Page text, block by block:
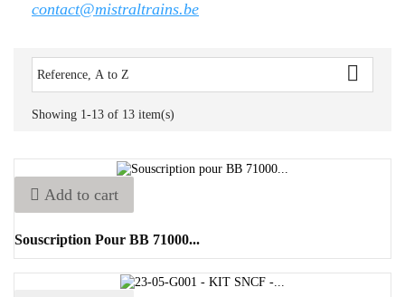
contact@mistraltrains.be
Reference, A to Z 
Showing 1-13 of 13 item(s)
Add to cart
Souscription Pour BB 71000...